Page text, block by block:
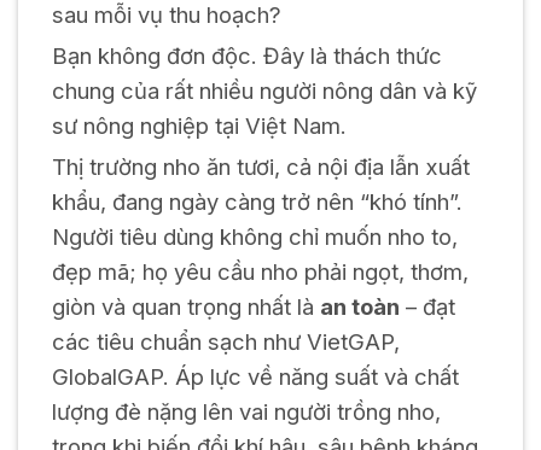
sau mỗi vụ thu hoạch?
Bạn không đơn độc. Đây là thách thức
chung của rất nhiều người nông dân và kỹ
sư nông nghiệp tại Việt Nam.
Thị trường nho ăn tươi, cả nội địa lẫn xuất
khẩu, đang ngày càng trở nên “khó tính”.
Người tiêu dùng không chỉ muốn nho to,
đẹp mã; họ yêu cầu nho phải ngọt, thơm,
giòn và quan trọng nhất là an toàn – đạt
các tiêu chuẩn sạch như VietGAP,
GlobalGAP. Áp lực về năng suất và chất
lượng đè nặng lên vai người trồng nho,